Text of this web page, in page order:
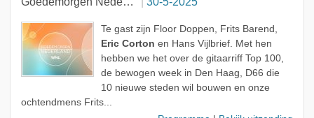
Te gast zijn Floor Doppen, Frits Barend,
Eric Corton en Hans Vijlbrief. Met hen
hebben we het over de gitaarriff Top 100,
de bewogen week in Den Haag, D66 die
10 nieuwe steden wil bouwen en onze
ochtendmens Frits...